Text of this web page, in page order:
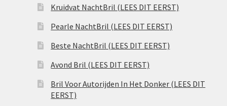
Kruidvat NachtBril (LEES DIT EERST)
Pearle NachtBril (LEES DIT EERST)
Beste NachtBril (LEES DIT EERST)
Avond Bril (LEES DIT EERST)
Bril Voor Autorijden In Het Donker (LEES DIT
EERST)